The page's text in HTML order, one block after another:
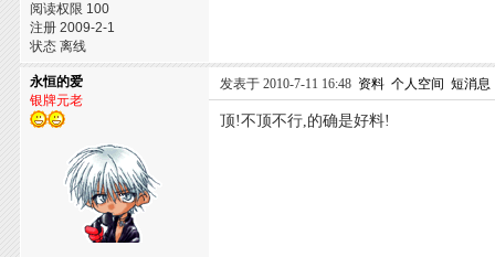
阅读权限 100
注册 2009-2-1
状态 离线
永恒的爱
银牌元老
发表于 2010-7-11 16:48 资料 个人空间 短消息
顶!不顶不行,的确是好料!